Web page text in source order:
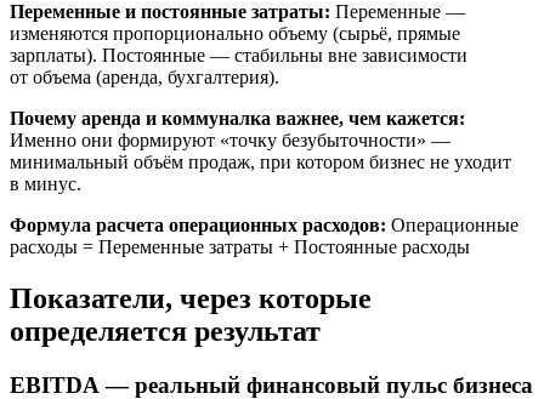
Переменные и постоянные затраты: Переменные —
изменяются пропорционально объему (сырьё, прямые
зарплаты). Постоянные — стабильны вне зависимости
от объема (аренда, бухгалтерия).
Почему аренда и коммуналка важнее, чем кажется:
Именно они формируют «точку безубыточности» —
минимальный объём продаж, при котором бизнес не уходит
в минус.
Формула расчета операционных расходов: Операционные
расходы = Переменные затраты + Постоянные расходы
Показатели, через которые
определяется результат
EBITDA — реальный финансовый пульс бизнеса